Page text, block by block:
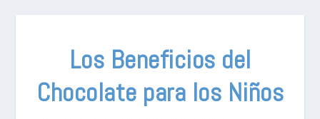
Los Beneficios del
Chocolate para los Niños